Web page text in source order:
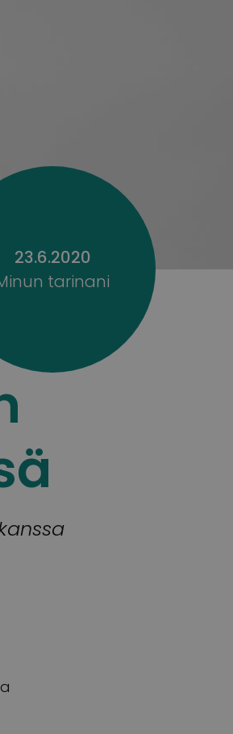
23.6.2020
tarinani